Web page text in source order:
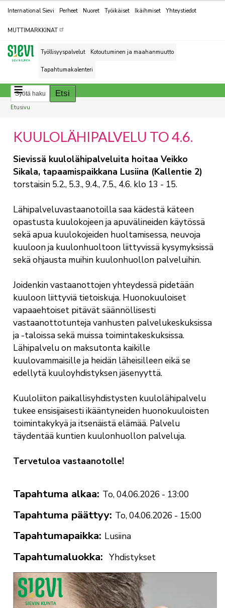
Kohderyhmät
International Sievi Perheet Nuoret Työikäiset Ikäihmiset Yhteystiedot
MUTTIMARKKINAT
Työllisyyspalvelut Kotoutuminen ja maahanmuutto
Tapahtumakalenteri
Breadcrumbs
You
here:
Etusivu
KUULOLÄHIPALVELU TO 4.6.
Sievissä kuulolähipalveluita hoitaa Veikko
Sikala, tapaamispaikkana Lusiina (Kallentie 2)
torstaisin 5.2., 5.3., 9.4., 7.5., 4.6. klo 13 - 15.
Lähipalveluvastaanotoilla saa kädestä käteen
opastusta kuulokojeen ja apuvälineiden käytössä
sekä apua kuulokojeiden huoltamisessa, neuvoja
kuuloon ja kuulonhuoltoon liittyvissä kysymyksissä
sekä ohjausta muihin kuulonhuollon palveluihin.
Joidenkin vastaanottojen yhteydessä pidetään
kuuloon liittyviä tietoiskuja. Huonokuuloiset
vapaaehtoiset pitävät säännöllisesti
vastaanottotunteja vanhusten palvelukeskuksissa
ja -taloissa sekä muissa toimintakeskuksissa.
Lähipalvelu on maksutonta kaikille
kuulovammaisille ja heidän läheisilleen eikä se
edellytä kuuloyhdistyksen jäsenyyttä.
Kuuloliiton paikallisyhdistysten kuulolähipalvelu
tukee ensisijaisesti ikääntyneiden huonokuuloisten
toimintakykyä ja itsenäistä elämää. Palvelu
täydentää kuntien kuulonhuollon palveluja.
Tervetuloa vastaanotolle!
Tapahtuma alkaa To, 04.06.2026 - 13:00
Tapahtuma päättyy To, 04.06.2026 - 15:00
Tapahtumapaikka Lusiina
Tapahtumaluokka Yhdistykset